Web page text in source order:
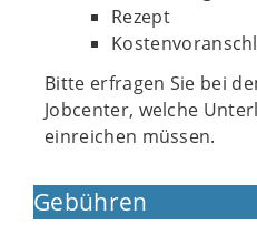
Rezept
Bitte erfragen Sie bei
Jobcenter, welche
einreichen müssen.
Gebühren